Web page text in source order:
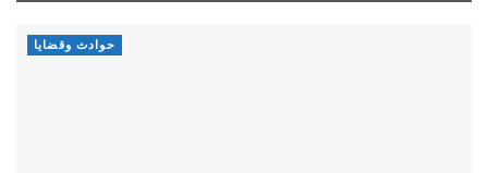
حوادث وقضايا